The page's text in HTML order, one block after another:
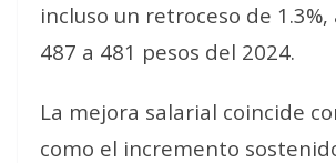
incluso un retroceso de
487 a 481 pesos del 2024.
La mejora salarial coincide
como el incremento